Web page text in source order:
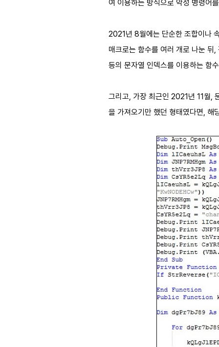
여 이용하는 방식으로 악성 명령어
2021년 8월에는 단순한 조합이나
매크로는 함수를 여러 개로 나눈
등의 문자열 인덱스를 이용하는 함
그리고, 가장 최근인 2021년 11월,
을 가져오기만 했던 형태였다면, 해